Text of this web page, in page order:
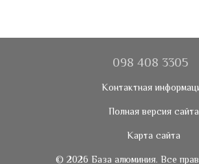
098 408 3305
Контактная
Полная версия сайта
Карта сайта
© 2026 База алюминия. Все